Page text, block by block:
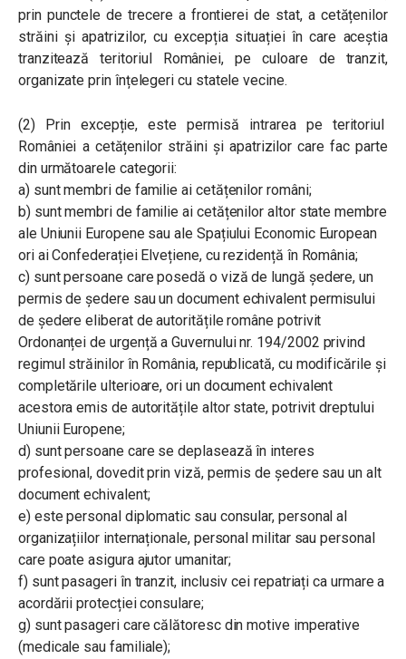
prin punctele de trecere a frontierei de stat, a cetățenilor
străini și apatrizilor, cu excepția situației în care aceștia
tranzitează teritoriul României, pe culoare de tranzit,
organizate prin înțelegeri cu statele vecine.
(2) Prin excepție, este permisă intrarea pe teritoriul
României a cetățenilor străini și apatrizilor care fac parte
din următoarele categorii:
a) sunt membri de familie ai cetățenilor români;
b) sunt membri de familie ai cetățenilor altor state membre
ale Uniunii Europene sauale Spațiului Economic European
ori ai Confederației Elvețiene, cu rezidență în România;
c) sunt persoane care posedă o viză de lungă ședere, un
permis de ședere sau un document echivalent permisului
de ședere eliberat de autoritățile române potrivit
Ordonanței de urgență a Guvernului nr. 194/2002 privind
regimul străinilor în România, republicată, cu modificările și
completările ulterioare, ori un document echivalent
acestora emis de autoritățile altor state, potrivit dreptului
Uniunii Europene;
d) sunt persoane care se deplasează în interes
profesional, dovedit prin viză, permis de ședere sau un alt
document echivalent;
e) este personal diplomatic sau consular, personal al
organizațiilor internaționale, personal militar sau personal
care poate asigura ajutor umanitar;
f) sunt pasageri în tranzit, inclusiv cei repatriați ca urmare a
acordării protecției consulare;
g) sunt pasageri care călătoresc din motive imperative
(medicale sau familiale);